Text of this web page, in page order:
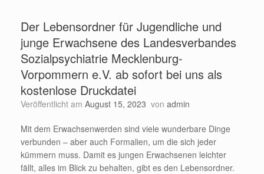
Der Lebensordner für Jugendliche und
junge Erwachsene des Landesverbandes
Sozialpsychiatrie Mecklenburg-
Vorpommern e.V. ab sofort bei uns als
kostenlose Druckdatei
Veröffentlicht am August 15, 2023 von admin
Mit dem Erwachsenwerden sind viele wunderbare Dinge
verbunden – aber auch Formalien, um die sich jeder
kümmern muss. Damit es jungen Erwachsenen leichter
fällt, alles im Blick zu behalten, gibt es den Lebensordner.